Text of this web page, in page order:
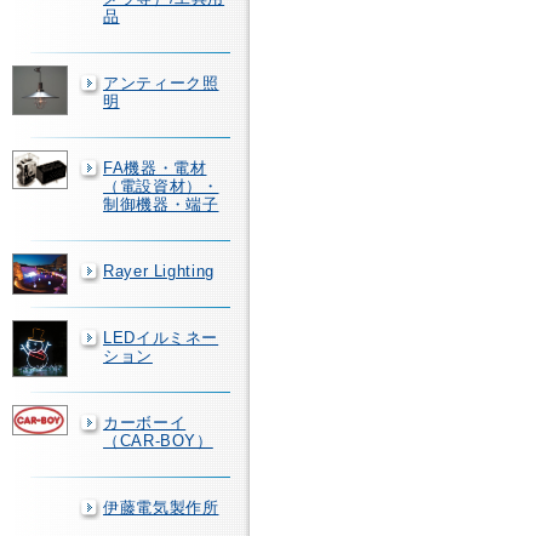
品
アンティーク照
明
FA機器・電材
（電設資材）・
制御機器・端子
Rayer Lighting
LEDイルミネー
ション
カーボーイ
（CAR-BOY）
伊藤電気製作所